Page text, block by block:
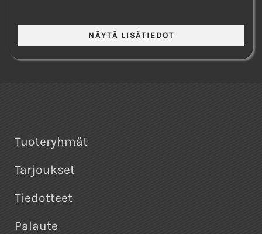
Tuoteryhmät
Tarjoukset
Tiedotteet
Palaute